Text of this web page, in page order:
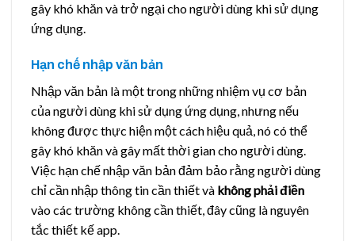
gây khó khăn và trở ngại cho người dùng khi sử dụng
ứng dụng.
Hạn chế nhập văn bản
Nhập văn bản là một trong những nhiệm vụ cơ bản
của người dùng khi sử dụng ứng dụng, nhưng nếu
không được thực hiện một cách hiệu quả, nó có thể
gây khó khăn và gây mất thời gian cho người dùng.
Việc hạn chế nhập văn bản đảm bảo rằng người dùng
chỉ cần nhập thông tin cần thiết và không phải điền
vào các trường không cần thiết, đây cũng là nguyên
tắc thiết kế app.